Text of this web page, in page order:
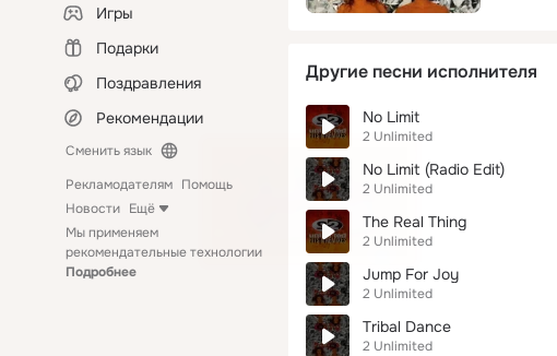
Игры
Подарки
Поздравления
Рекомендации
Сменить язык
Рекламодателям Помощь
Новости Ещё
Мы применяем
рекомендательные технологии
Подробнее
Другие песни исполнителя
No Limit
2 Unlimited
No Limit (Radio Edit)
2 Unlimited
The Real Thing
2 Unlimited
Jump For Joy
2 Unlimited
Tribal Dance
2 Unlimited